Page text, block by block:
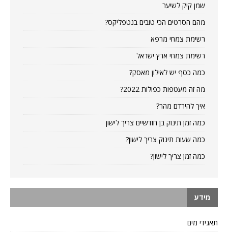
שמן קיק לשיער
מהם הסרטים הכי טובים בנטפליקס?
רשימת צמחי מרפא
רשימת צמחי ארץ ישראל
כמה כסף יש לאילון מאסק?
מה זה מעטפות כפולות 2022?
איך להירדם מהר?
כמה זמן תינוק בן חודשיים צריך לישון
כמה שעות תינוק צריך לישון?
כמה זמן צריך לישון?
מידע
תאגידי מים